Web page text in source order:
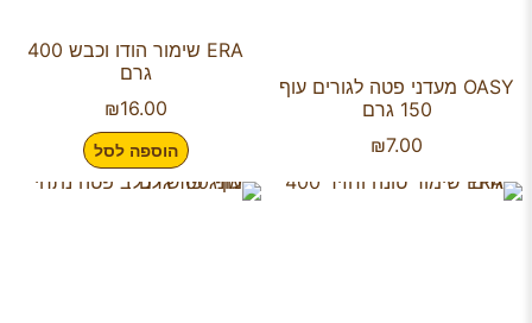
OASY מעדני פטה לגורים עוף
150 גרם
₪7.00
ERA שימור הודו וכבש 400
גרם
₪16.00
הוספה לסל